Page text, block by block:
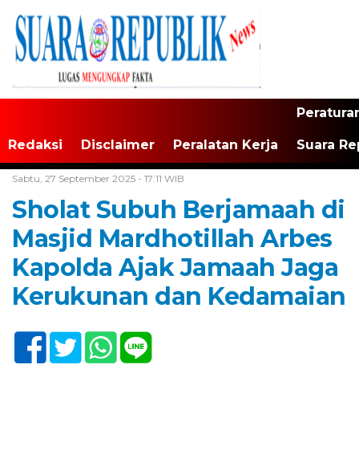
Redaksi Disclaimer Peralatan Kerja Suara
Sabtu, 27 September 2025 - 17:11 WIB
Sholat Subuh Berjamaah di
Masjid Mardhotillah Arbes
Kapolda Ajak Jamaah Jaga
Kerukunan dan Kedamaian